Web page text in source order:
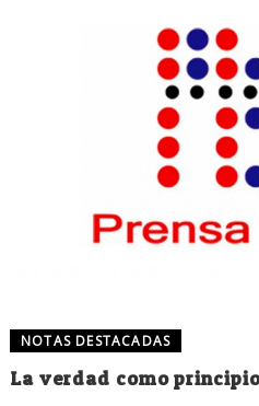
NOTAS DESTACADAS
La verdad como